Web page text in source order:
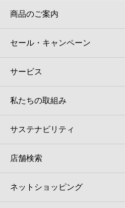
商品のご案内
セール・キャンペーン
サービス
私たちの取組み
サステナビリティ
店舗検索
ネットショッピング